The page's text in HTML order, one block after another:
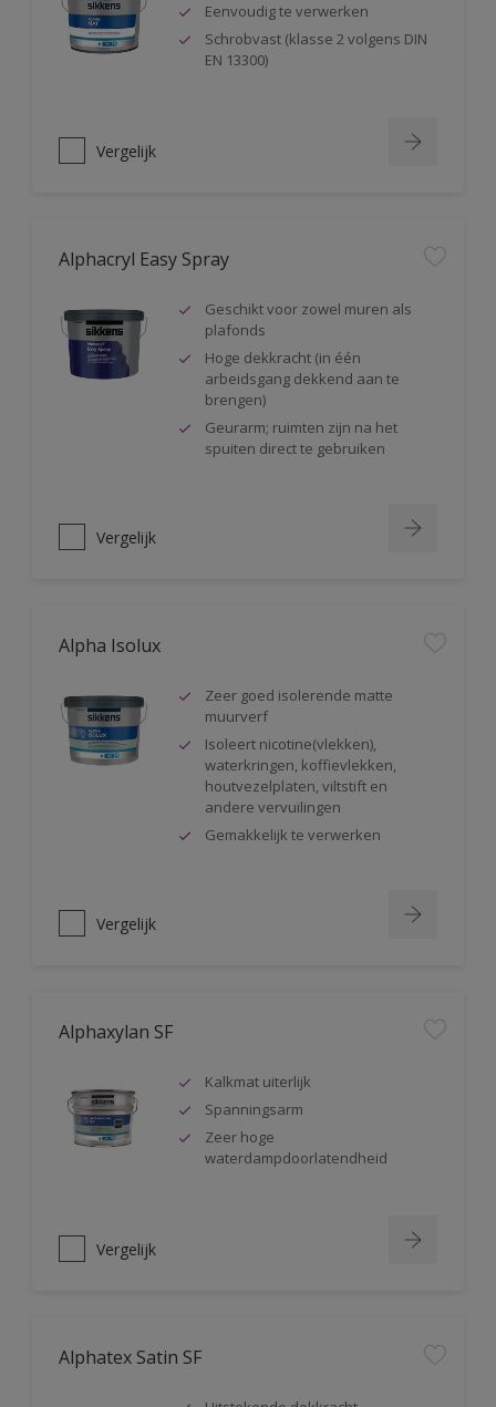
Eenvoudig te verwerken
Schrobvast (klasse 2 volgens DIN
EN 13300)
Vergelijk
Alphacryl Easy Spray
Geschikt voor zowel muren als
plafonds
Hoge dekkracht (in één
arbeidsgang dekkend aan te
brengen)
Geurarm; ruimten zijn na het
spuiten direct te gebruiken
Vergelijk
Alpha Isolux
Zeer goed isolerende matte
muurverf
Isoleert nicotine(vlekken),
waterkringen, koffievlekken,
houtvezelplaten, viltstift en
andere vervuilingen
Gemakkelijk te verwerken
Vergelijk
Alphaxylan SF
Kalkmat uiterlijk
Spanningsarm
Zeer hoge
waterdampdoorlatendheid
Vergelijk
Alphatex Satin SF